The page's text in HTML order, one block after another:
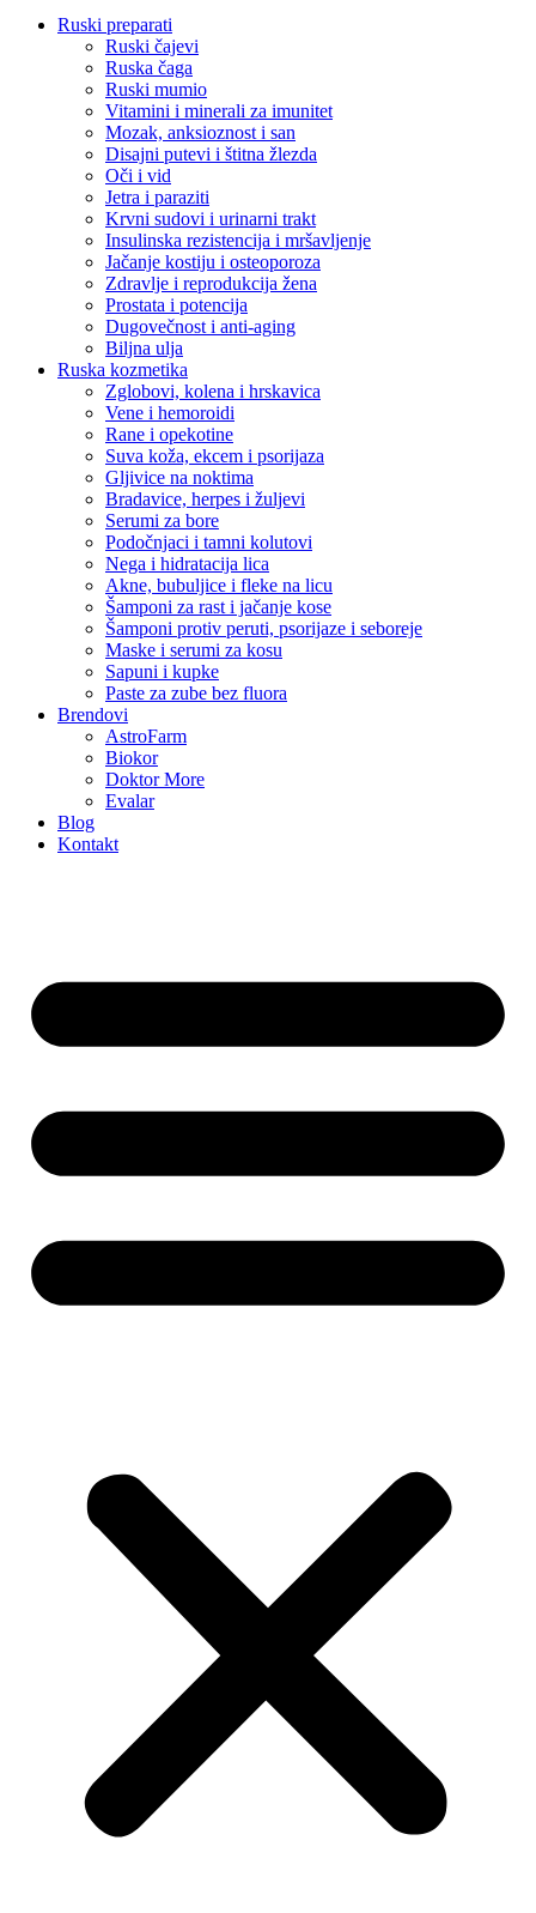
Ruski preparati
Ruski čajevi
Ruska čaga
Ruski mumio
Vitamini i minerali za imunitet
Mozak, anksioznost i san
Disajni putevi i štitna žlezda
Oči i vid
Jetra i paraziti
Krvni sudovi i urinarni trakt
Insulinska rezistencija i mršavljenje
Jačanje kostiju i osteoporoza
Zdravlje i reprodukcija žena
Prostata i potencija
Dugovečnost i anti-aging
Biljna ulja
Ruska kozmetika
Zglobovi, kolena i hrskavica
Vene i hemoroidi
Rane i opekotine
Suva koža, ekcem i psorijaza
Gljivice na noktima
Bradavice, herpes i žuljevi
Serumi za bore
Podočnjaci i tamni kolutovi
Nega i hidratacija lica
Akne, bubuljice i fleke na licu
Šamponi za rast i jačanje kose
Šamponi protiv peruti, psorijaze i seboreje
Maske i serumi za kosu
Sapuni i kupke
Paste za zube bez fluora
Brendovi
AstroFarm
Biokor
Doktor More
Evalar
Blog
Kontakt